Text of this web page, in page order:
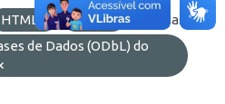
HTML JSON
Licenças:
de Dados (ODbL) do